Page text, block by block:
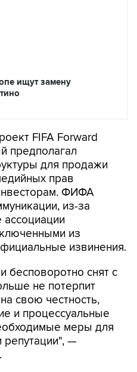
ищут замену
FIFA Forward
предполагал
для продажи
прав
ФИФА
из-за
из
извинения.
бесповоротно снят с
не потерпит
свою честность,
и процессуальные
меры для
репутации", —